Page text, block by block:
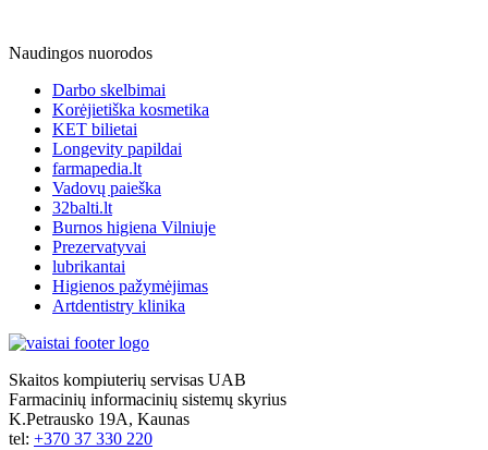
Naudingos nuorodos
Darbo skelbimai
Korėjietiška kosmetika
KET bilietai
Longevity papildai
farmapedia.lt
Vadovų paieška
32balti.lt
Burnos higiena Vilniuje
Prezervatyvai
lubrikantai
Higienos pažymėjimas
Artdentistry klinika
Skaitos kompiuterių servisas UAB
Farmacinių informacinių sistemų skyrius
K.Petrausko 19A, Kaunas
tel: +370 37 330 220